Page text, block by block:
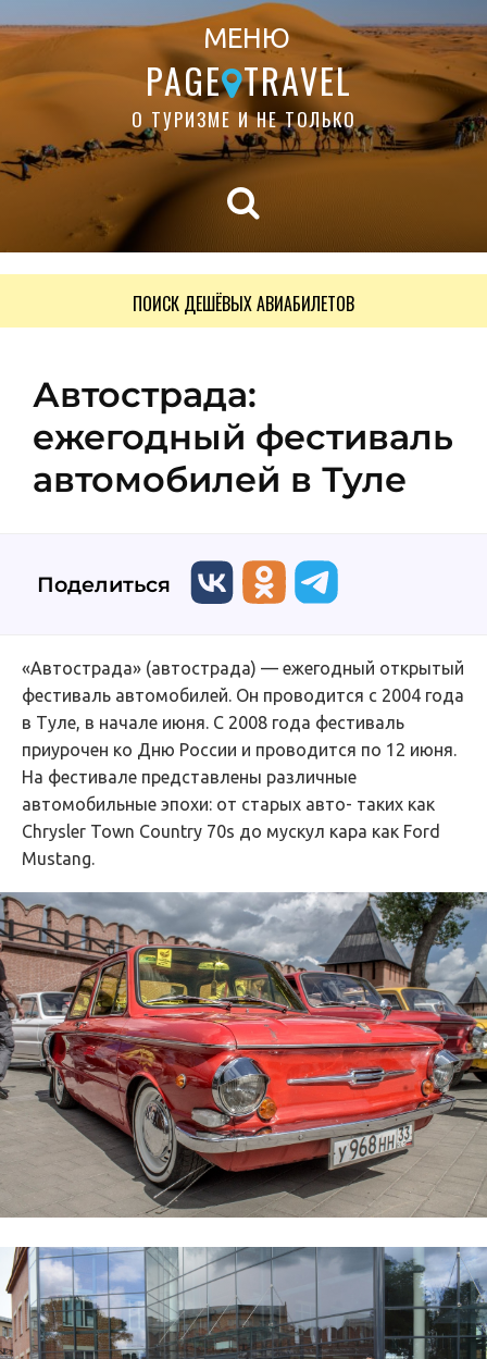
МЕНЮ
PAGE TRAVEL
О ТУРИЗМЕ И НЕ ТОЛЬКО
ПОИСК ДЕШЁВЫХ АВИАБИЛЕТОВ
Автострада:
ежегодный фестиваль
автомобилей в Туле
Поделиться
«Автострада» (автострада) — ежегодный открытый
фестиваль автомобилей. Он проводится с 2004 года
в Туле, в начале июня. С 2008 года фестиваль
приурочен ко Дню России и проводится по 12 июня.
На фестивале представлены различные
автомобильные эпохи: от старых авто- таких как
Chrysler Town Country 70s до мускул кара как Ford
Mustang.